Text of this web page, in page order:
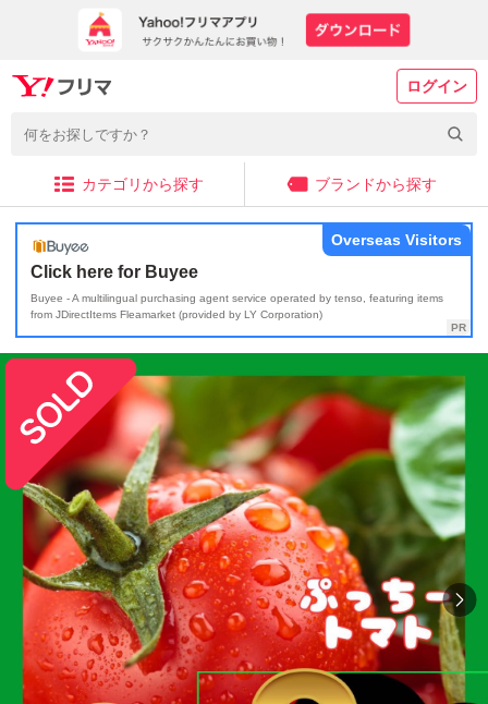
ログイン
カテゴリから探す ブランドから探す
Click here for Buyee
Buyee - A multilingual purchasing agent service operated by tenso, featuring items
from JDirectItems Fleamarket (provided by LY Corporation)
Overseas Visitors